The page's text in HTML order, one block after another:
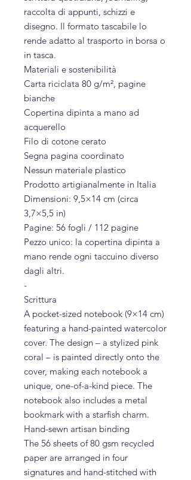
raccolta di appunti, schizzi e
disegno. Il formato tascabile lo
rende adatto al trasporto in borsa o
in tasca.
Materiali e sostenibilità
Carta riciclata 80 g/m², pagine
bianche
Copertina dipinta a mano ad
acquerello
Filo di cotone cerato
Segna pagina coordinato
Nessun materiale plastico
Prodotto artigianalmente in Italia
Dimensioni: 9,5×14 cm (circa
3,7×5,5 in)
Pagine: 56 fogli / 112 pagine
Pezzo unico: la copertina dipinta a
mano rende ogni taccuino diverso
dagli altri.
-
Scrittura
A pocket-sized notebook (9×14 cm)
featuring a hand-painted watercolor
cover. The design – a stylized pink
coral – is painted directly onto the
cover, making each notebook a
unique, one-of-a-kind piece. The
notebook also includes a metal
bookmark with a starfish charm.
Hand-sewn artisan binding
The 56 sheets of 80 gsm recycled
paper are arranged in four
signatures and hand-stitched with